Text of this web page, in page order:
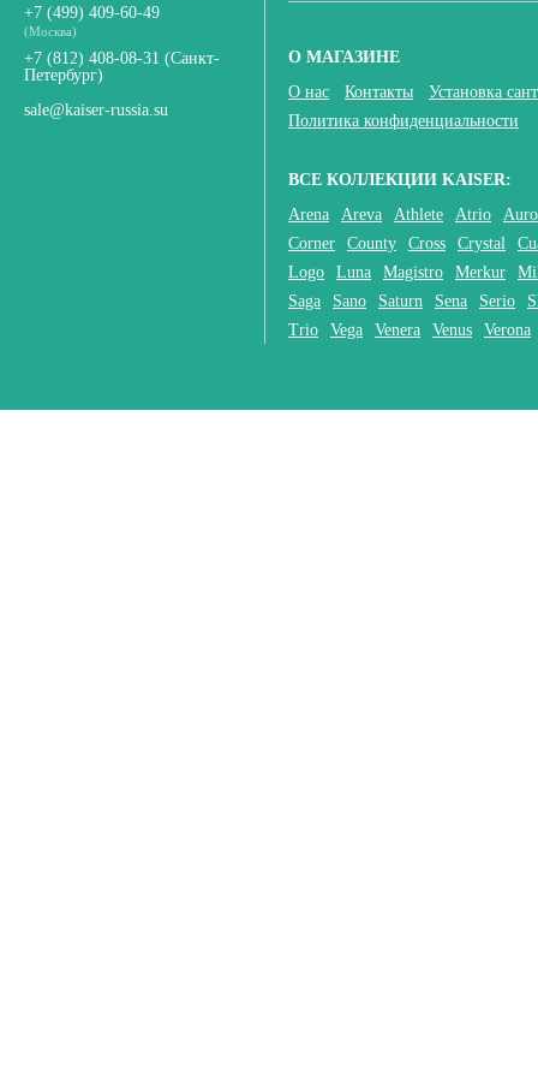
хром для умывальника
+7 (499) 409-60-49
(Москва)
+7 (812) 408-08-31 (Санкт-
Петербург)
sale@kaiser-russia.su
О МАГАЗИНЕ
О нас
Контакты
Установка
Политика конфиденциальности
ВСЕ КОЛЛЕКЦИИ KAISER:
Arena
Areva Athlete Atrio
Corner
County Cross Crystal
Logo
Luna Magistro Merkur
Saga
Sano Saturn Sena Serio
Trio
Vega Venera Venus Verona